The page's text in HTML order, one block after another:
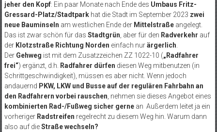
jeher den Kopf: Ein paar Monate nach Ende des Umbaus Fritz-
Gressard-Platz/Stadtparkhat die Stadt im September 2023 zwei
neue Bauminseln am westlichen Ende der Mittelstraßeangelegt.
Das ist zwar schön für das Stadtgrün, aber für den Radverkehr auf
der Klotzstraße Richtung Norden einfach nurärgerlich.
Der Gehweg ist mit dem Zusatzzeichen ZZ 1022-10 („Radfahrer
frei“) ergänzt, d.h. Radfahrer dürfen diesen Weg mitbenutzen (in
Schrittgeschwindigkeit), müssen es aber nicht. Wenn jedoch
andauernd PKW, LKW und Busse auf der regulären Fahrbahn an
den Radfahrern vorbei rauschen, nehmen sie dieses Angebot eines
kombinierten Rad-/Fußweg sicher gernean Außerdem leitet ja ein
vorheriger Radstreifen regelrecht zu diesem Weg hin. Warum dann
also auf dieStraße wechseln?